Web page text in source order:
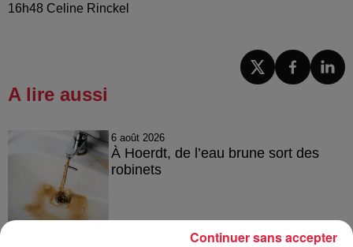
16h48 Celine Rinckel
A lire aussi
6 août 2026
À Hoerdt, de l’eau brune sort des
robinets
Continuer sans accepter